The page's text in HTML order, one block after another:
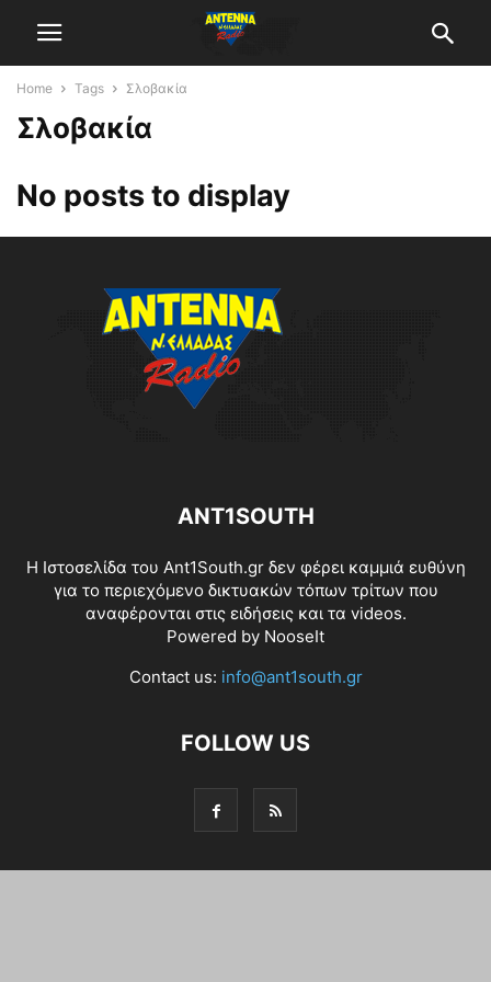
Home Tags Σλοβακία
Σλοβακία
No posts to display
ANT1SOUTH
Η Ιστοσελίδα του Ant1South.gr δεν φέρει καμμιά ευθύνη
για το περιεχόμενο δικτυακών τόπων τρίτων που
αναφέρονται στις ειδήσεις και τα videos.
Powered by NooseIt
Contact us: info@ant1south.gr
FOLLOW US